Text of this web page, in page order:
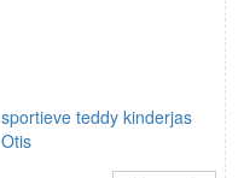
sportieve teddy kinderjas
Otis